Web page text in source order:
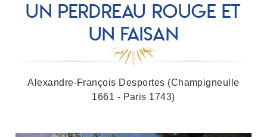
un perdreau rouge et
un faisan
Alexandre-François Desportes (Champigneulle
1661 - Paris 1743)